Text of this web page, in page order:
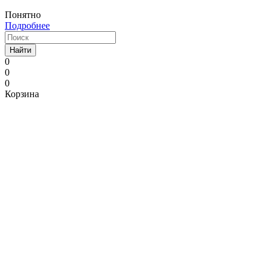
Понятно
Подробнее
Найти
0
0
0
Корзина